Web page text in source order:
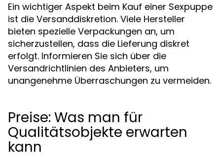
Ein wichtiger Aspekt beim Kauf einer Sexpuppe
ist die Versanddiskretion. Viele Hersteller
bieten spezielle Verpackungen an, um
sicherzustellen, dass die Lieferung diskret
erfolgt. Informieren Sie sich über die
Versandrichtlinien des Anbieters, um
unangenehme Überraschungen zu vermeiden.
Preise: Was man für
Qualitätsobjekte erwarten
kann